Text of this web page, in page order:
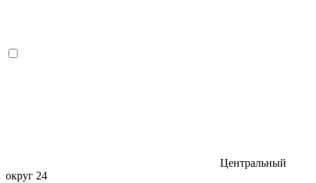
Центральный
округ 24